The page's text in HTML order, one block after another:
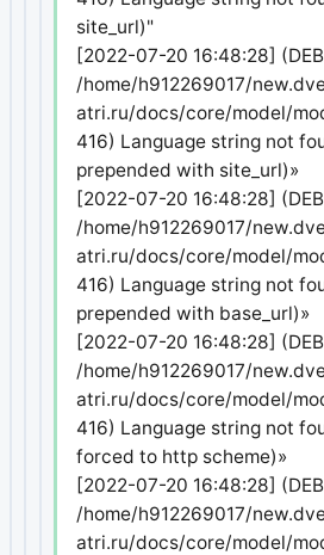
site_url)"
[2022-07-20 16:48:28]
/home/h912269017/
atri.ru/docs/core/model/
416) Language string not
prepended with site_url)»
[2022-07-20 16:48:28]
/home/h912269017/
atri.ru/docs/core/model/
416) Language string not
prepended with base_url)»
[2022-07-20 16:48:28]
/home/h912269017/
atri.ru/docs/core/model/
416) Language string not
forced to http scheme)»
[2022-07-20 16:48:28]
/home/h912269017/
atri.ru/docs/core/model/